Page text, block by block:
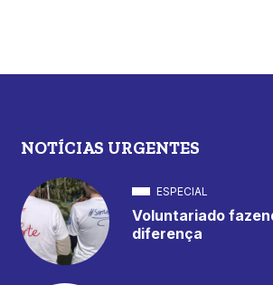
NOTÍCIAS URGENTES
ESPECIAL
Voluntariado
diferença